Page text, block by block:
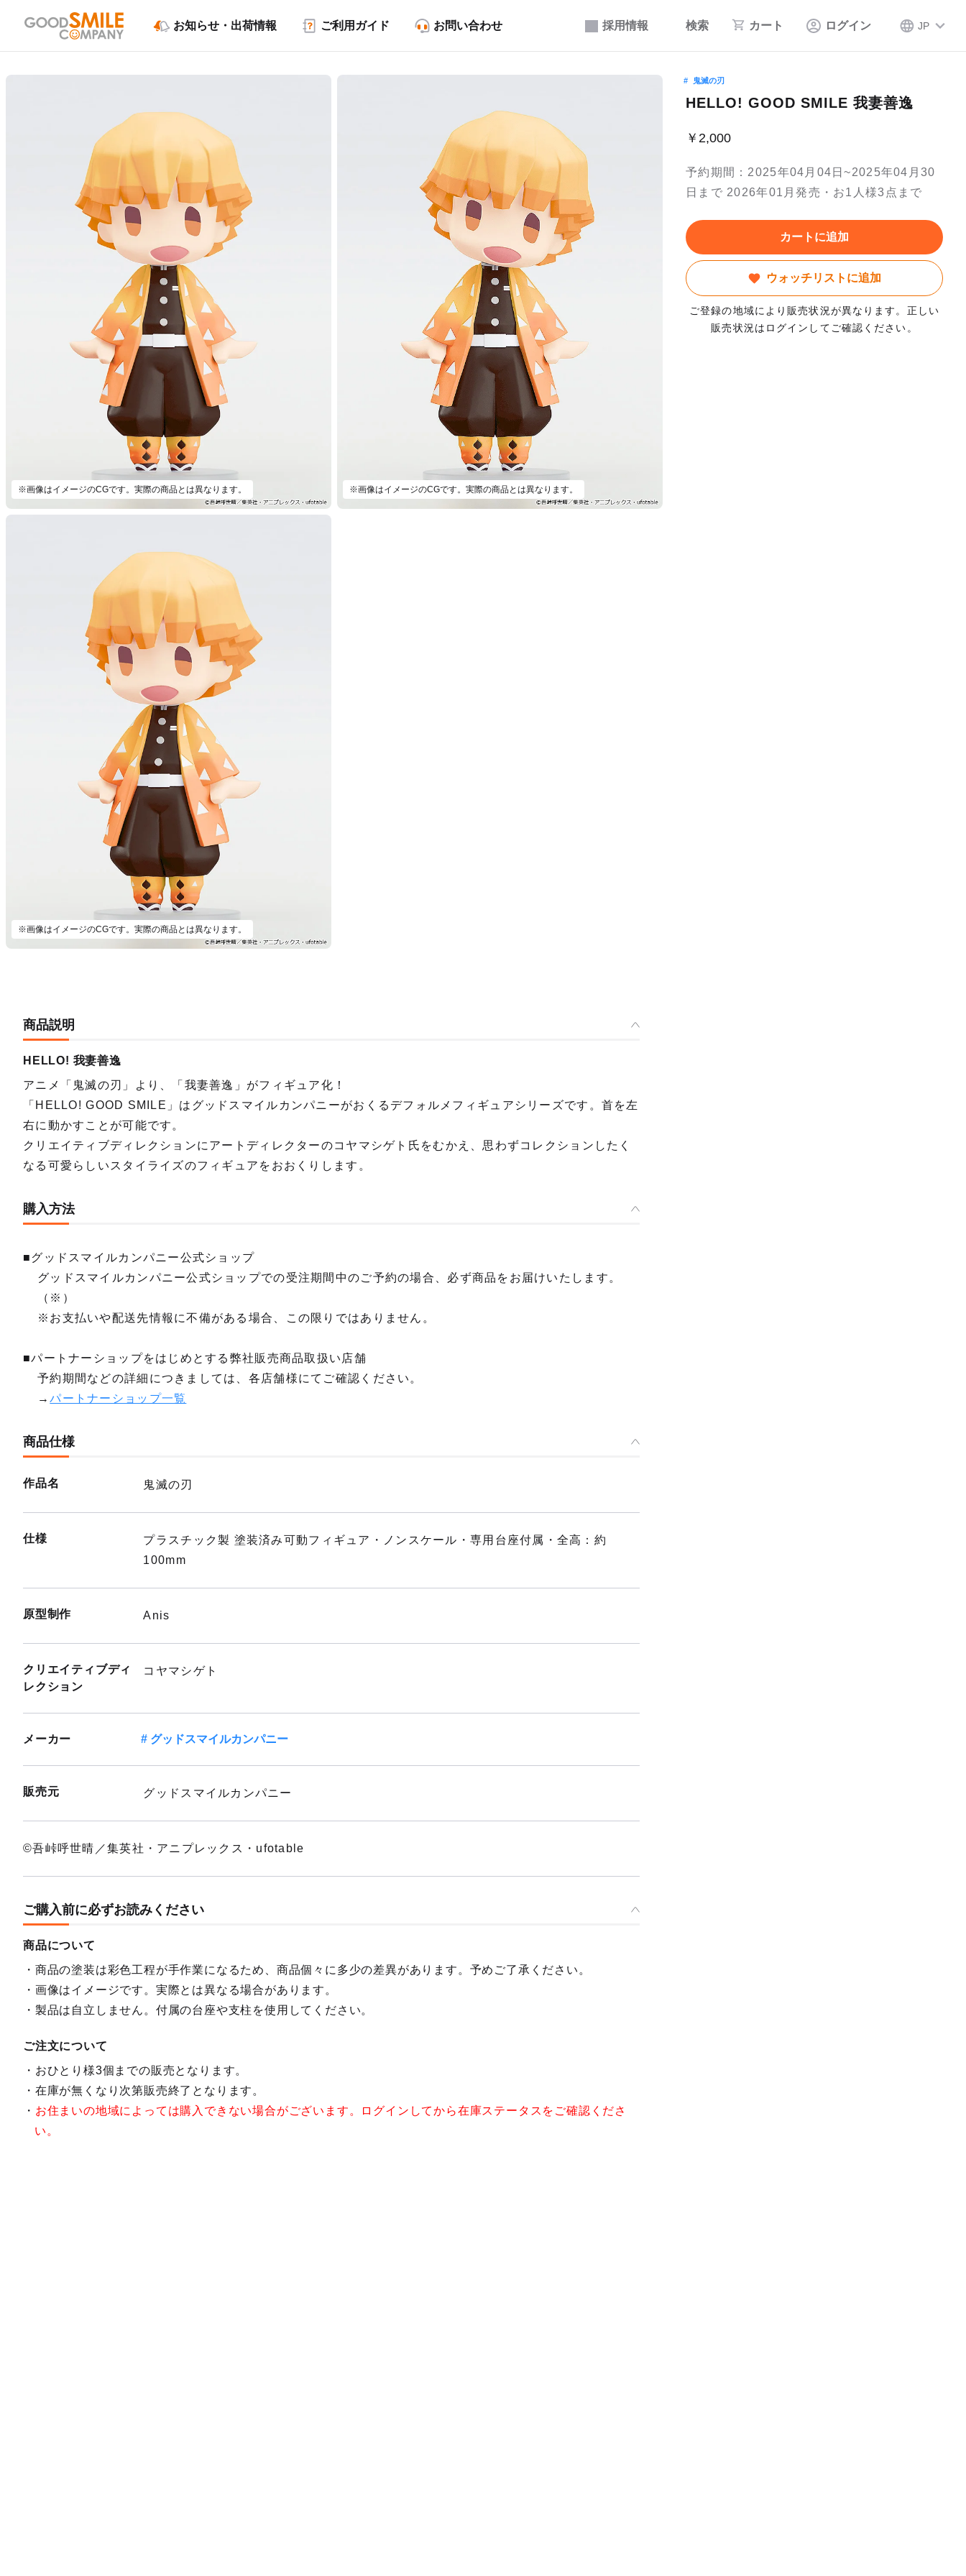
採用情報 検索 カート ログイン JP
お知らせ・出荷情報 ご利用ガイド お問い合わせ
※画像はイメージのCGです。実際の商品とは異なります。 ※画像はイメージのCGです。実際の商品とは異なります。
※画像はイメージのCGです。実際の商品とは異なります。
鬼滅の刃
HELLO! GOOD SMILE 我妻善逸
￥2,000
予約期間：2025年04月04日~2025年04月30
日まで 2026年01月発売・お1人様3点まで
カートに追加
ウォッチリストに追加
ご登録の地域により販売状況が異なります。正しい
販売状況はログインしてご確認ください。
商品説明
HELLO! 我妻善逸
アニメ「鬼滅の刃」より、「我妻善逸」がフィギュア化！
「HELLO! GOOD SMILE」はグッドスマイルカンパニーがおくるデフォルメフィギュアシリーズです。首を左
右に動かすことが可能です。
クリエイティブディレクションにアートディレクターのコヤマシゲト氏をむかえ、思わずコレクションしたく
なる可愛らしいスタイライズのフィギュアをおおくりします。
購入方法
■グッドスマイルカンパニー公式ショップ
グッドスマイルカンパニー公式ショップでの受注期間中のご予約の場合、必ず商品をお届けいたします。
（※）
※お支払いや配送先情報に不備がある場合、この限りではありません。
■パートナーショップをはじめとする弊社販売商品取扱い店舗
予約期間などの詳細につきましては、各店舗様にてご確認ください。
→パートナーショップ一覧
商品仕様
作品名 鬼滅の刃
仕様
プラスチック製 塗装済み可動フィギュア・ノンスケール・専用台座付属・全高：約
100mm
原型制作 Anis
クリエイティブディ
レクション
コヤマシゲト
メーカー グッドスマイルカンパニー
販売元 グッドスマイルカンパニー
©吾峠呼世晴／集英社・アニプレックス・ufotable
ご購入前に必ずお読みください
商品について
商品の塗装は彩色工程が手作業になるため、商品個々に多少の差異があります。予めご了承ください。
画像はイメージです。実際とは異なる場合があります。
製品は自立しません。付属の台座や支柱を使用してください。
ご注文について
おひとり様3個までの販売となります。
在庫が無くなり次第販売終了となります。
お住まいの地域によっては購入できない場合がございます。ログインしてから在庫ステータスをご確認くださ
い。